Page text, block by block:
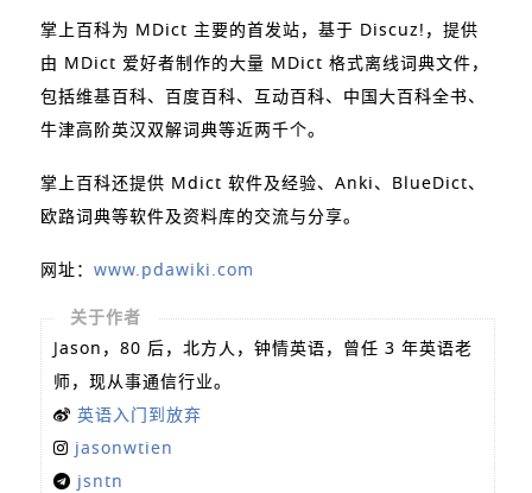
掌上百科为 MDict 主要的首发站，基于 Discuz!，提供
由 MDict 爱好者制作的大量 MDict 格式离线词典文件，
包括维基百科、百度百科、互动百科、中国大百科全书、
牛津高阶英汉双解词典等近两千个。
掌上百科还提供 Mdict 软件及经验、Anki、BlueDict、
欧路词典等软件及资料库的交流与分享。
网址： www.pdawiki.com
关于作者
Jason，80 后，北方人，钟情英语，曾任 3 年英语老
师，现从事通信行业。
英语入门到放弃
jasonwtien
jsntn